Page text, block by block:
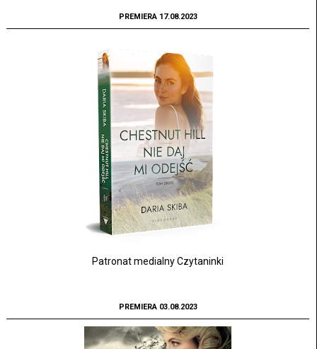
PREMIERA 17.08.2023
Patronat medialny Czytaninki
PREMIERA 03.08.2023